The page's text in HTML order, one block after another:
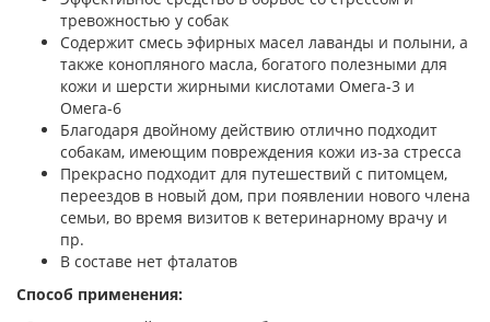
тревожностью у собак
Содержит смесь эфирных масел лаванды и полыни, а
также конопляного масла, богатого полезными для
кожи и шерсти жирными кислотами Омега-3 и
Омега-6
Благодаря двойному действию отлично подходит
собакам, имеющим повреждения кожи из-за стресса
Прекрасно подходит для путешествий с питомцем,
переездов в новый дом, при появлении нового члена
семьи, во время визитов к ветеринарному врачу и
пр.
В составе нет фталатов
Способ применения: